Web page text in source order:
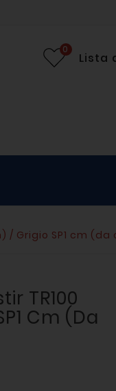
Lista
0
/ Grigio SP1 cm
TR100
Cm (da